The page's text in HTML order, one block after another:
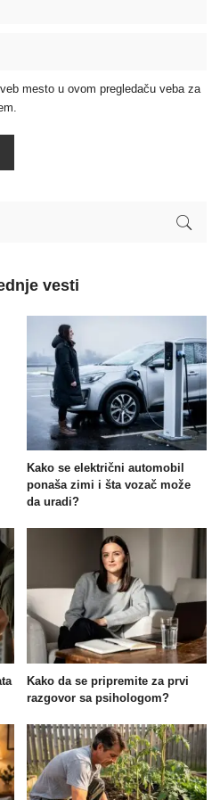
mesto u ovom pregledaču veba za
vesti
Kako se električni automobil
ponaša zimi i šta vozač može
da uradi?
Kako da se pripremite za prvi
razgovor sa psihologom?